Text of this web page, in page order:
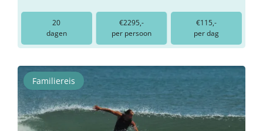
20
dagen
€2295,-
per persoon
€115,-
per dag
Familiereis